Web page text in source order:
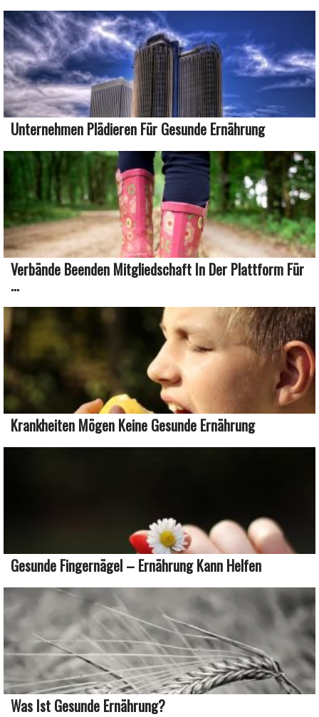
Unternehmen Plädieren Für Gesunde Ernährung
Verbände Beenden Mitgliedschaft In Der Plattform Für
...
Krankheiten Mögen Keine Gesunde Ernährung
Gesunde Fingernägel – Ernährung Kann Helfen
Was Ist Gesunde Ernährung?